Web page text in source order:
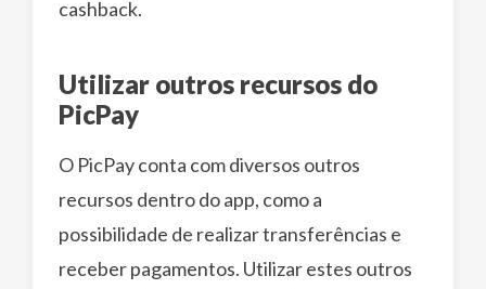
cashback.
Utilizar outros recursos do
PicPay
O PicPay conta com diversos outros
recursos dentro do app, como a
possibilidade de realizar transferências e
receber pagamentos. Utilizar estes outros